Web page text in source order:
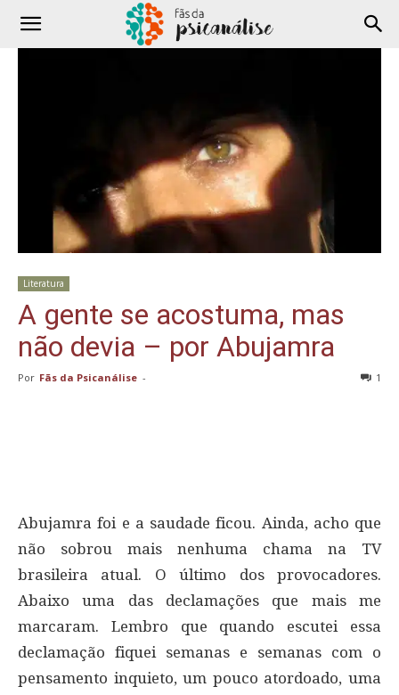
Literatura
A gente se acostuma, mas
não devia – por Abujamra
Por Fãs da Psicanálise - 1
Abujamra foi e a saudade ficou. Ainda, acho que
não sobrou mais nenhuma chama na TV
brasileira atual. O último dos provocadores.
Abaixo uma das declamações que mais me
marcaram. Lembro que quando escutei essa
declamação fiquei semanas e semanas com o
pensamento inquieto, um pouco atordoado, uma